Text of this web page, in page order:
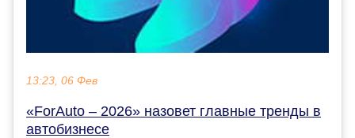
13:23, 06 Фев
«ForAuto – 2026» назовет главные тренды в
автобизнесе